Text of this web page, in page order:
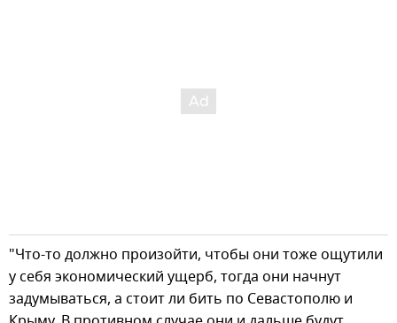
"Что-то должно произойти, чтобы они тоже ощутили
у себя экономический ущерб, тогда они начнут
задумываться, а стоит ли бить по Севастополю и